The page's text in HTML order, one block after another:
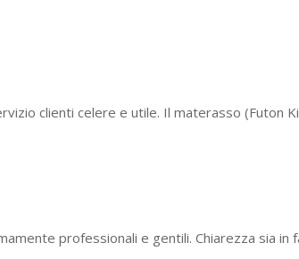
clienti celere e utile. Il materasso (Futon
professionali e gentili. Chiarezza sia